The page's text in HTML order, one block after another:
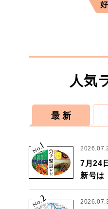
人気
最 新
No.
1
7月24
新号は
No.2